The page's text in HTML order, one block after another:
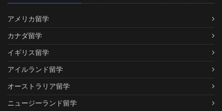
アメリカ留学
カナダ留学
イギリス留学
アイルランド留学
オーストラリア留学
ニュージーランド留学